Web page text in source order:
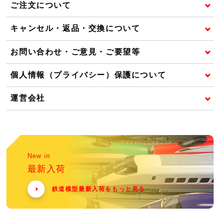
ご注文について
キャンセル・返品・交換について
お問い合わせ・ご意見・ご要望等
個人情報（プライバシー）保護について
運営会社
New in
最新入荷
鉄道模型最新入荷をもっと見る